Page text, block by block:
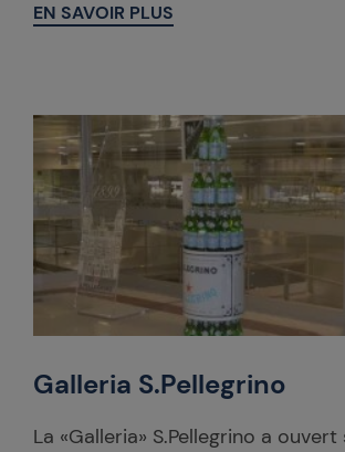
EN SAVOIR PLUS
Galleria S.Pellegrino
La «Galleria» S.Pellegrino a